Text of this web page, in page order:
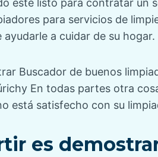
esté listo para contratar un
para servicios de
a cuidar de su hogar.
Buscador de buenos
y En todas partes otra
está satisfecho con su
es